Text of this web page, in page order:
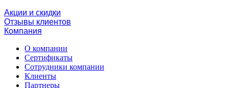
Акции и скидки
Отзывы клиентов
Компания
О компании
Сертификаты
Сотрудники компании
Клиенты
Партнеры